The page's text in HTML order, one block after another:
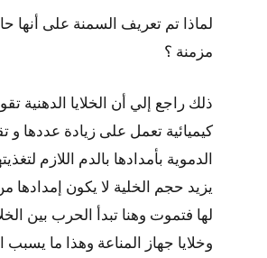
لماذا تم تعريف السمنة على أنها
مزمنة ؟
ذلك راجع إلي أن الخلايا الدهنية
كيميائية تعمل على زيادة عددها و
الدموية بأمدادها بالدم اللازم
يزيد حجم الخلية لا يكون إمدادها
لها فتموت وهنا تبدأ الحرب بين
وخلايا جهاز المناعة وهذا ما